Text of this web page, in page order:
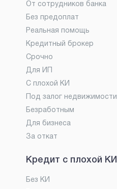
От сотрудников банка
Без предоплат
Реальная помощь
Кредитный брокер
Срочно
Для ИП
С плохой КИ
Под залог недвижимости
Безработным
Для бизнеса
За откат
Кредит с плохой КИ
Без КИ